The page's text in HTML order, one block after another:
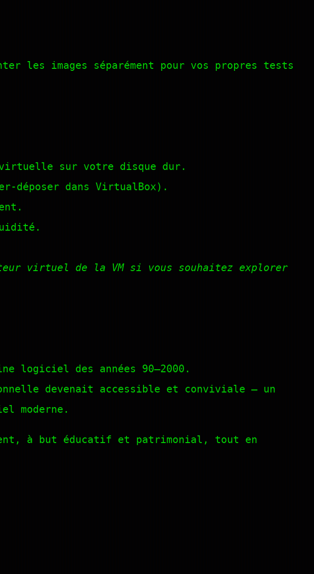
les images séparément pour vos propres tests
virtuelle sur votre disque dur.
dans VirtualBox).
virtuel de la VM si vous souhaitez explorer
logiciel des années 90–2000.
devenait accessible et conviviale — un
moderne.
à but éducatif et patrimonial, tout en